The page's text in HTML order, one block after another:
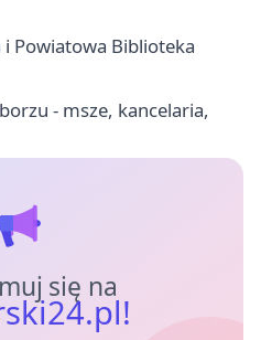
i Powiatowa Biblioteka
- msze, kancelaria,
się na